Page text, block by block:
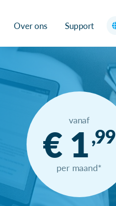
Over ons Support
vanaf
€ 1,99
per maand*